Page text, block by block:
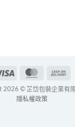
Visa MasterCard
2026 © 芷岱包裝企業有
隱私權政策